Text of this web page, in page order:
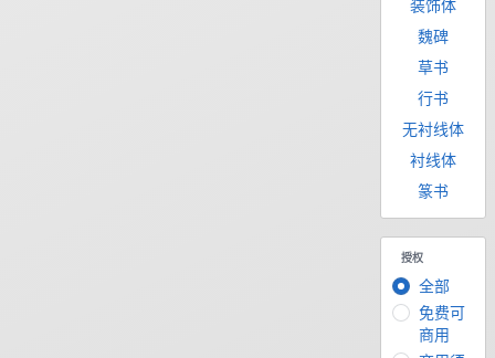
装饰体
魏碑
草书
行书
无衬线体
衬线体
篆书
授权
全部
免费可
商用